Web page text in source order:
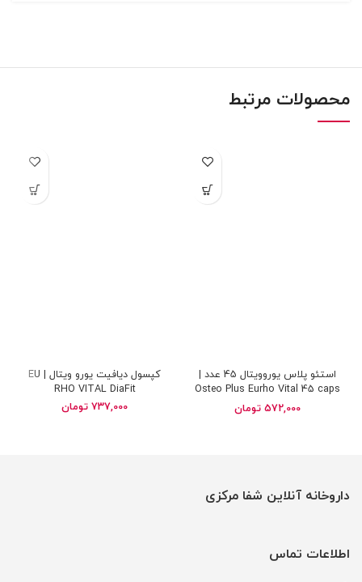
محصولات مرتبط
استئو پلاس یوروویتال 45 عدد |
Osteo Plus Eurho Vital 45 caps
572,000 تومان
کپسول دیافیت یورو ویتال | EU
RHO VITAL DiaFit
737,000 تومان
داروخانه آنلاین شفا مرکزی
اطلاعات تماس